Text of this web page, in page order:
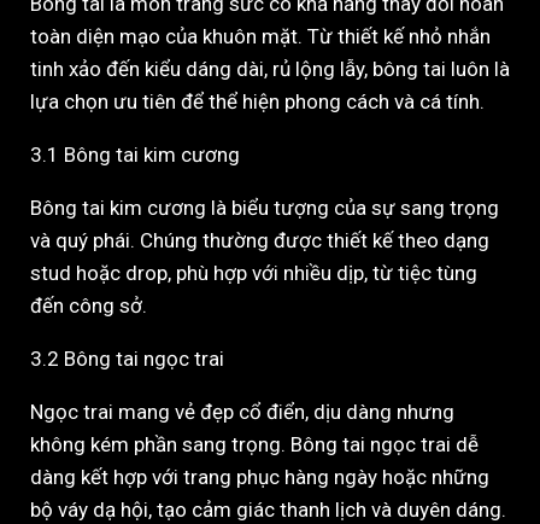
toàn diện mạo của khuôn mặt. Từ thiết kế nhỏ nhắn
tinh xảo đến kiểu dáng dài, rủ lộng lẫy, bông tai luôn là
lựa chọn ưu tiên để thể hiện phong cách và cá tính.
3.1 Bông tai kim cương
Bông tai kim cương là biểu tượng của sự sang trọng
và quý phái. Chúng thường được thiết kế theo dạng
stud hoặc drop, phù hợp với nhiều dịp, từ tiệc tùng
đến công sở.
3.2 Bông tai ngọc trai
Ngọc trai mang vẻ đẹp cổ điển, dịu dàng nhưng
không kém phần sang trọng. Bông tai ngọc trai dễ
dàng kết hợp với trang phục hàng ngày hoặc những
bộ váy dạ hội, tạo cảm giác thanh lịch và duyên dáng.